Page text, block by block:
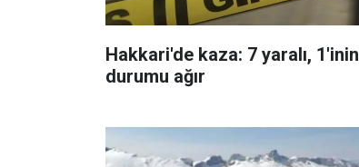
Hakkari'de kaza: 7 yaralı, 1'inin
durumu ağır